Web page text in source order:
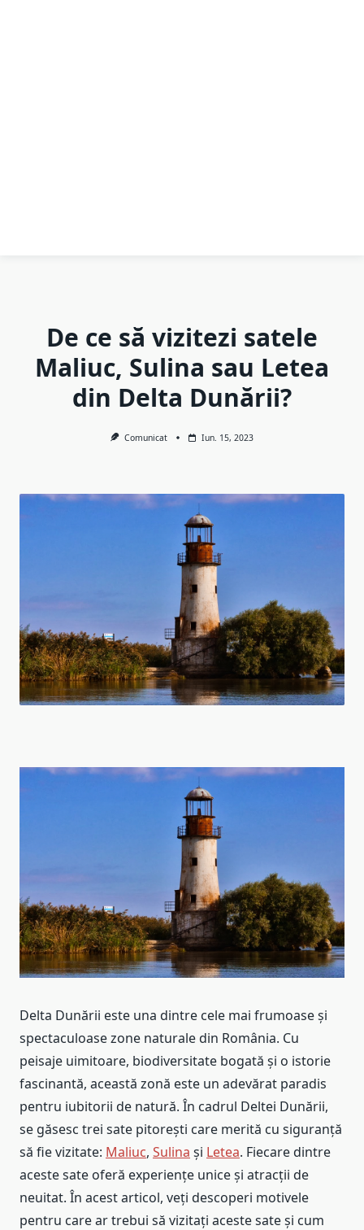
De ce să vizitezi satele
Maliuc, Sulina sau Letea
din Delta Dunării?
Comunicat Iun. 15, 2023
Delta Dunării este una dintre cele mai frumoase și
spectaculoase zone naturale din România. Cu
peisaje uimitoare, biodiversitate bogată și o istorie
fascinantă, această zonă este un adevărat paradis
pentru iubitorii de natură. În cadrul Deltei Dunării,
se găsesc trei sate pitorești care merită cu siguranță
să fie vizitate: Maliuc, Sulina și Letea. Fiecare dintre
aceste sate oferă experiențe unice și atracții de
neuitat. În acest articol, veți descoperi motivele
pentru care ar trebui să vizitați aceste sate și cum